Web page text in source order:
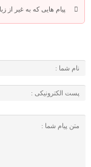
پیام هایی که به غیر از